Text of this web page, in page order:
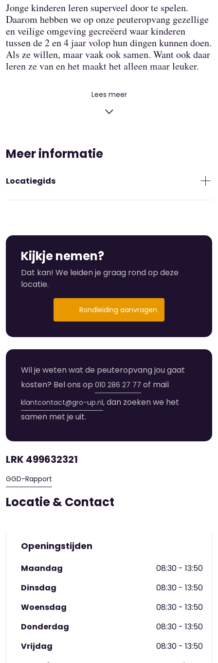
Jonge kinderen leren superveel door te spelen.
Daarom hebben we op onze peuteropvang gezellige
en veilige omgeving gecreëerd waar kinderen
tussen de 2 en 4 jaar volop hun dingen kunnen doen.
Als ze willen, maar vaak ook samen. Want ook daar
leren ze van en het maakt het alleen maar leuker.
ontwikkelingsgebieden, waardoor we de stap van de
ingericht met laag meubilair, zodat de kinderen
zelfstandig kunnen spelen en overal zelf bij kunnen.
een huishoek, een leeshoek en een bouwhoek. Zo
Wij bieden Voor- en Vroegschoolse Educatie aan en
zijn gevestigd in de Willibrordschool. Wij werken
dan ook intensief samen met de verschillende
scholen in het centrum, waaronder de Jan Prins, ’t
Landje, de Babylonschool, de Augustinusschool en
KC Het Oude Westen.
Wil je de sfeer eens komen proeven? Maak een
afspraak en kom langs, dan leidt de locatiemanager
Lees meer
Meer informatie
Locatiegids
Kijkje nemen?
Dat kan! We leiden je graag rond op deze
locatie.
Rondleiding aanvragen
Wil je weten wat de peuteropvang jou gaat
kosten? Bel ons op 010 286 27 77 of mail
klantcontact@gro-up.nl, dan zoeken we het
samen met je uit.
LRK 499632321
GGD-Rapport
Locatie & Contact
Openingstijden
Maandag
08:30 - 13:50
Dinsdag
08:30 - 13:50
Woensdag
08:30 - 13:50
Donderdag
08:30 - 13:50
Vrijdag
08:30 - 13:50